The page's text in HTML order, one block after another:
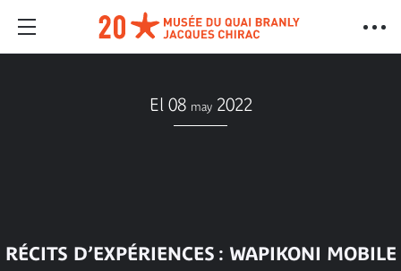
El 08 may 2022
RÉCITS D’EXPÉRIENCES : WAPIKONI MOBILE